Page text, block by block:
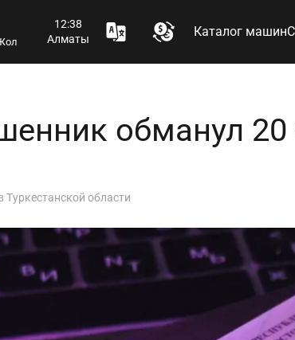
12:38
Алматы
Каталог машин
обманул 20
области